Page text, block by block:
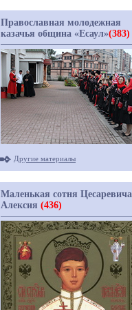
Православная молодежная
казачья община «Есаул»(383)
Другие материалы
Маленькая сотня Цесаревича
Алексия (436)